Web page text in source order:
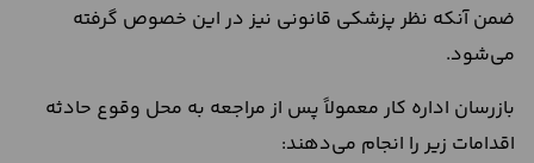
ضمن آنکه نظر پزشکی قانونی نیز در این خصوص گرفته
می‌شود.
بازرسان اداره کار معمولاً پس از مراجعه به محل وقوع حادثه
اقدامات زیر را انجام می‌دهند: